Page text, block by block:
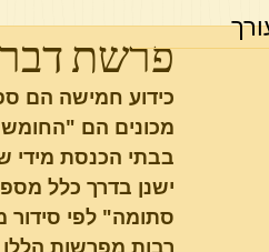
פרשת
כידוע חמישה הם
מכונים הם
בבתי הכנסת מידי
ישנן בדרך כלל
סתומה" לפי
ויקהל פקודי פרשת